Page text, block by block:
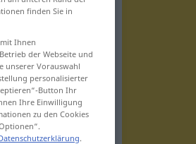
finden Sie in
Ihnen
der Webseite und
unserer Vorauswahl
personalisierter
Button Ihr
Ihre Einwilligung
zu den Cookies
.